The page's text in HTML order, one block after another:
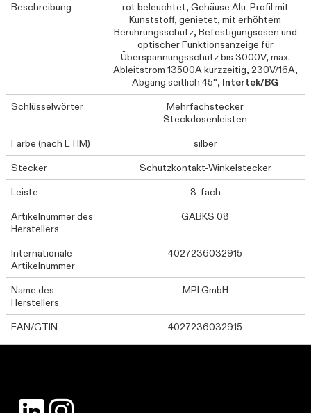
Beschreibung
rot beleuchtet, Gehäuse Alu-Profil mit
Kunststoff, genietet, mit erhöhtem
Berührungsschutz, Befestigungsösen und
optischer Funktionsanzeige für
Überspannungsschutz bis 3000V, max.
Ableitstrom 13500A kurzzeitig, 230V/16A,
Abgang seitlich 45°, Intertek/BG
Schlüsselwörter
Mehrfachstecker
Steckdosenleisten
Farbe (nach ETIM)
silber
Stecker
Schutzkontakt-Winkelstecker
Leiste
8-fach
Artikelnummer des
Herstellers
GABKS 08
Internationale
Artikelnummer
4027236032915
Name des
Herstellers
MPI GmbH
EAN/GTIN 4027236032915